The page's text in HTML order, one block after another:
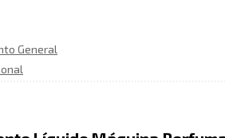
General